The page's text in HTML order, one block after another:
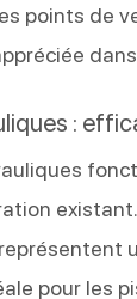
points de
:
pour les